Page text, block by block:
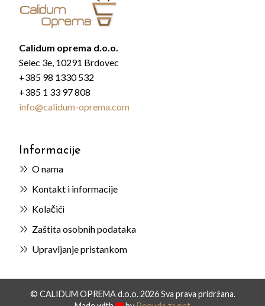
Calidum oprema d.o.o.
Selec 3e, 10291 Brdovec
+385 98 1330 532
+385 1 33 97 808
info@calidum-oprema.com
Informacije
O nama
Kontakt i informacije
Kolačići
Zaštita osobnih podataka
Upravljanje pristankom
© CALIDUM OPREMA d.o.o. 2026 Sva prava pridržana.